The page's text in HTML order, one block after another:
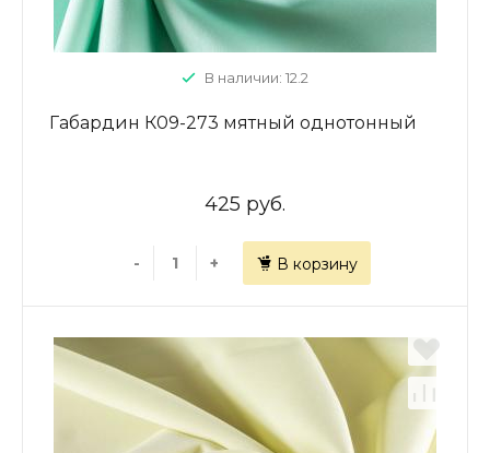
В наличии: 12.2
Габардин К09-273 мятный однотонный
425 руб.
- + В корзину